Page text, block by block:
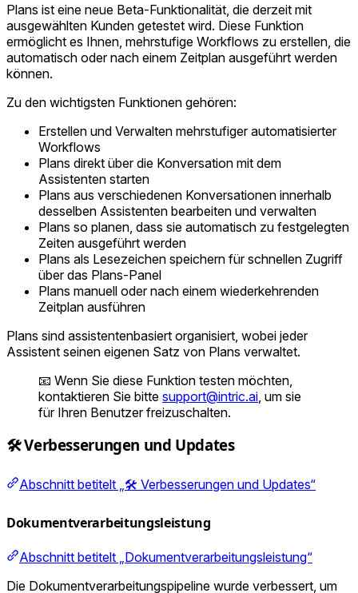
Plans ist eine neue Beta-Funktionalität, die derzeit mit
ausgewählten Kunden getestet wird. Diese Funktion
ermöglicht es Ihnen, mehrstufige Workflows zu erstellen, die
automatisch oder nach einem Zeitplan ausgeführt werden
können.
Zu den wichtigsten Funktionen gehören:
Erstellen und Verwalten mehrstufiger automatisierter
Workflows
Plans direkt über die Konversation mit dem
Assistenten starten
Plans aus verschiedenen Konversationen innerhalb
desselben Assistenten bearbeiten und verwalten
Plans so planen, dass sie automatisch zu festgelegten
Zeiten ausgeführt werden
Plans als Lesezeichen speichern für schnellen Zugriff
über das Plans-Panel
Plans manuell oder nach einem wiederkehrenden
Zeitplan ausführen
Plans sind assistentenbasiert organisiert, wobei jeder
Assistent seinen eigenen Satz von Plans verwaltet.
📧 Wenn Sie diese Funktion testen möchten,
kontaktieren Sie bitte support@intric.ai , um sie
für Ihren Benutzer freizuschalten.
🛠️ Verbesserungen und Updates
Abschnitt betitelt „🛠️ Verbesserungen und Updates“
Dokumentverarbeitungsleistung
Abschnitt betitelt „Dokumentverarbeitungsleistung“
Die Dokumentverarbeitungspipeline wurde verbessert, um